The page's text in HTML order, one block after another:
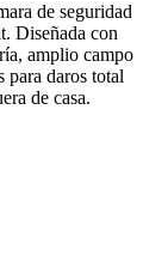
de seguridad
Diseñada con
amplio campo
para daros total
de casa.